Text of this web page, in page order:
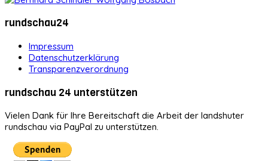
rundschau24
Impressum
Datenschutzerklärung
Transparenzverordnung
rundschau 24 unterstützen
Vielen Dank für Ihre Bereitschaft die Arbeit der landshuter
rundschau via PayPal zu unterstützen.